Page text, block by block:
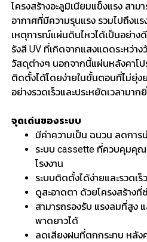
โครงสร้างอะลูมิเนียมแข็งแรง สาม
อากาศที่มีความรุนแรง รวมไปถึงแ
เหตุการณ์แผ่นดินไหวได้เป็นอย่าง
รังสี UV ที่เกิดจากแสงแดดระหว่า
วัสดุต่างๆ นอกจากนี้แผ่นหลังคาโ
ติดตั้งได้โดยง่ายในขั้นตอนที่ไม่ยุ่ง
อย่างรวดเร็วและประหยัดเวลามาก
จุดเด่นของระบบ
มีค่าความเป็น ฉนวน ลดการ
ระบบ cassette ที่ควบคุมคุณ
โรงงาน
ระบบติดตั้งได้ง่ายและรวดเร็ว
ดูสะอาดตา ด้วยโครงสร้างที่
สามารถรองรับ แรงลมที่สูง แ
พาดยาวได้
ลดเสียงฝนที่ตกกระทบ หลั